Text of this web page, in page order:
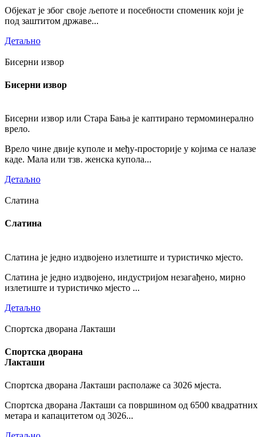
Објекат је због своје љепоте и посебности споменик који је
под заштитом државе...
Детаљно
Бисерни извор
Бисерни извор
Бисерни извор или Стара Бања је каптирано термоминерално
врело.
Врело чине двије куполе и међу-просторије у којима се налазе
каде. Мала или тзв. женска купола...
Детаљно
Слатина
Слатина
Слатина је једно издвојено излетиште и туристичко мјесто.
Слатина је једно издвојено, индустријом незагађено, мирно
излетиште и туристичко мјесто ...
Детаљно
Спортска дворана Лакташи
Спортска дворана
Лакташи
Спортска дворана Лакташи располаже са 3026 мјеста.
Спортска дворана Лакташи са површином од 6500 квадратних
метара и капацитетом од 3026...